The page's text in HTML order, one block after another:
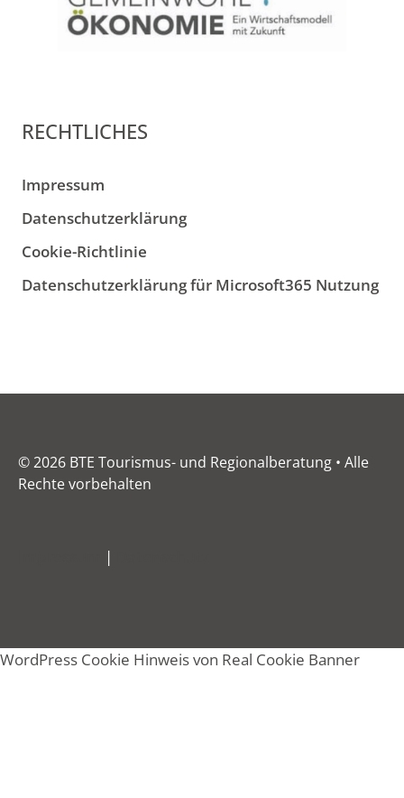
RECHTLICHES
Impressum
Datenschutzerklärung
Cookie-Richtlinie
Datenschutzerklärung für Microsoft365 Nutzung
© 2026 BTE Tourismus- und Regionalberatung • Alle
Rechte vorbehalten
|
WordPress Cookie Hinweis von Real Cookie Banner